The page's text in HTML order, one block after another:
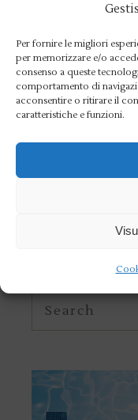
Per fornire le migliori
per memorizzare e/o
consenso a queste
comportamento di
acconsentire o ritirare il
caratteristiche e funzioni.
Category
Category
Search
for: